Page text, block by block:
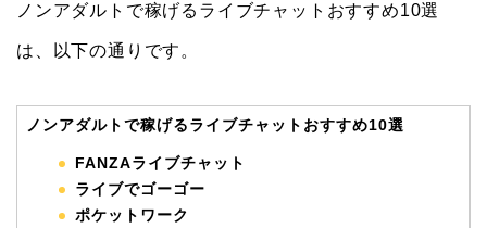
ノンアダルトで稼げるライブチャットおすすめ10選
は、以下の通りです。
ノンアダルトで稼げるライブチャットおすすめ10選
FANZAライブチャット
ライブでゴーゴー
ポケットワーク